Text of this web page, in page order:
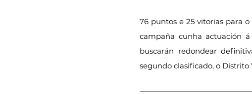
76 puntos e 25 vitorias para
campaña cunha actuación
buscarán redondear
segundo clasificado, o Distrito